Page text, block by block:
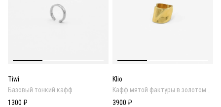
Tiwi
Базовый тонкий кафф
1300 ₽
Klio
Кафф мятой фактуры в золотом
покрытии
3900 ₽